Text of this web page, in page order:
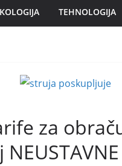
električnom
TEHNOLOGIJA
za